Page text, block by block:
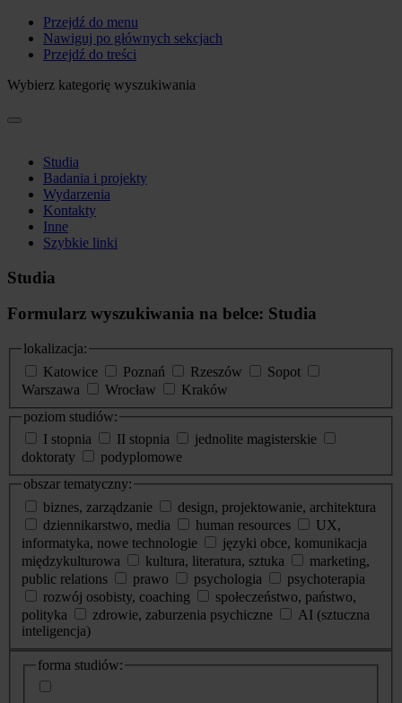
Przejdź do menu
Nawiguj po głównych sekcjach
Przejdź do treści
Wybierz kategorię wyszukiwania
Studia
Badania i projekty
Wydarzenia
Kontakty
Inne
Szybkie linki
Studia
Formularz wyszukiwania na belce: Studia
lokalizacja:
Katowice
Poznań Rzeszów
Sopot
Warszawa
Wrocław
Kraków
poziom studiów:
I stopnia
II stopnia
jednolite magisterskie
doktoraty
podyplomowe
obszar tematyczny:
biznes, zarządzanie
design, projektowanie, architektura
dziennikarstwo, media
human resources
UX,
informatyka, nowe technologie
języki obce, komunikacja
międzykulturowa
kultura, literatura, sztuka
marketing,
public relations
prawo psychologia
psychoterapia
rozwój osobisty, coaching
społeczeństwo, państwo,
polityka
zdrowie, zaburzenia psychiczne
AI (sztuczna
inteligencja)
dodatkowe
informacje
forma studiów: